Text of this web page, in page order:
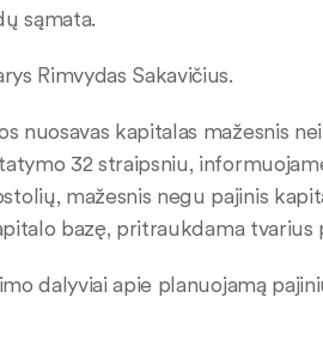
sąmata.
Rimvydas Sakavičius.
nuosavas kapitalas mažesnis
32 straipsniu,
mažesnis negu pajinis
bazę, pritraukdama tvarius
dalyviai apie planuojamą